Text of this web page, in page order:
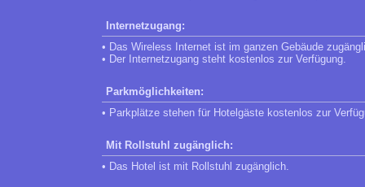
Internetzugang:
• Das Wireless Internet ist im ganzen Gebäude
• Der Internetzugang steht kostenlos zur Verfügung.
Parkmöglichkeiten:
• Parkplätze stehen für Hotelgäste kostenlos zur
Mit Rollstuhl zugänglich:
• Das Hotel ist mit Rollstuhl zugänglich.